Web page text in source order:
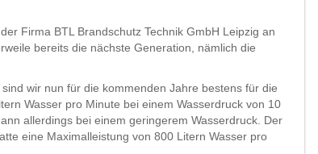
Firma BTL Brandschutz Technik GmbH Leipzig an
bereits die nächste Generation, nämlich die
wir nun für die kommenden Jahre bestens für die
Wasser pro Minute bei einem Wasserdruck von 10
allerdings bei einem geringerem Wasserdruck. Der
eine Maximalleistung von 800 Litern Wasser pro